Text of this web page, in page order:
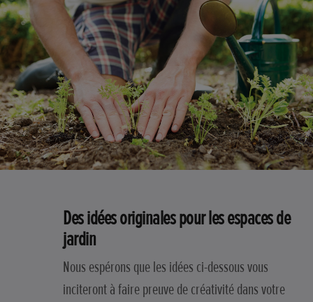
Des idées originales pour les espaces de
jardin
Nous espérons que les idées ci-dessous vous
inciteront à faire preuve de créativité dans votre